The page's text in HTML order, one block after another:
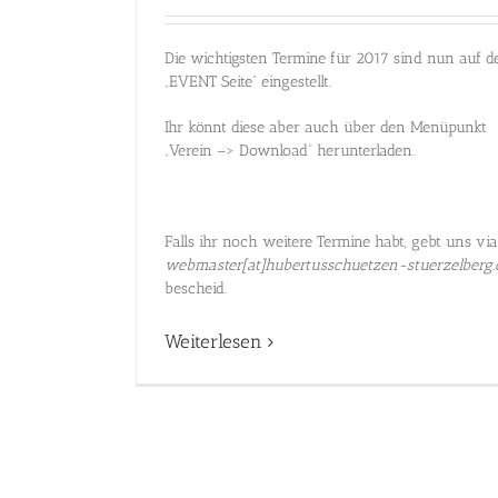
Die wichtigsten Termine für 2017 sind nun auf
„EVENT Seite“ eingestellt.
Ihr könnt diese aber auch über den Menüpunkt
„Verein –> Download“ herunterladen.
Falls ihr noch weitere Termine habt, gebt uns via
webmaster[at]hubertusschuetzen-
bescheid.
Weiterlesen